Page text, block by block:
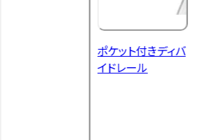
ポケット付きディバ
イドレール